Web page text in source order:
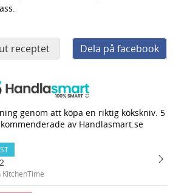
receptet Dela på facebook
genom att köpa en riktig kökskniv. 5
av Handlasmart.se